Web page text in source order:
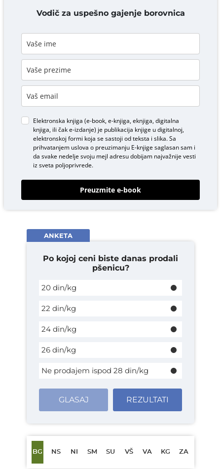
DODAJ KOMENTAR
Vodič za uspešno gajenje borovnica
Elektronska knjiga (e-book, e-knjiga, eknjiga, digitalna
knjiga, ili čak e-izdanje) je publikacija knjige u digitalnoj,
elektronskoj formi koja se sastoji od teksta i slika. Sa
prihvatanjem uslova o preuzimanju E-knjigesaglasan sam i
da svake nedelje svoju mejl adresu dobijam najvažnije vesti
iz sveta poljoprivrede.
Preuzmite e-book
ANKETA
Po kojoj ceni biste danas prodali
pšenicu?
20 din/kg
22 din/kg
24 din/kg
26 din/kg
Ne prodajem ispod 28 din/kg
GLASAJ REZULTATI
BG NS NI SM SU VŠ VA KG ZA